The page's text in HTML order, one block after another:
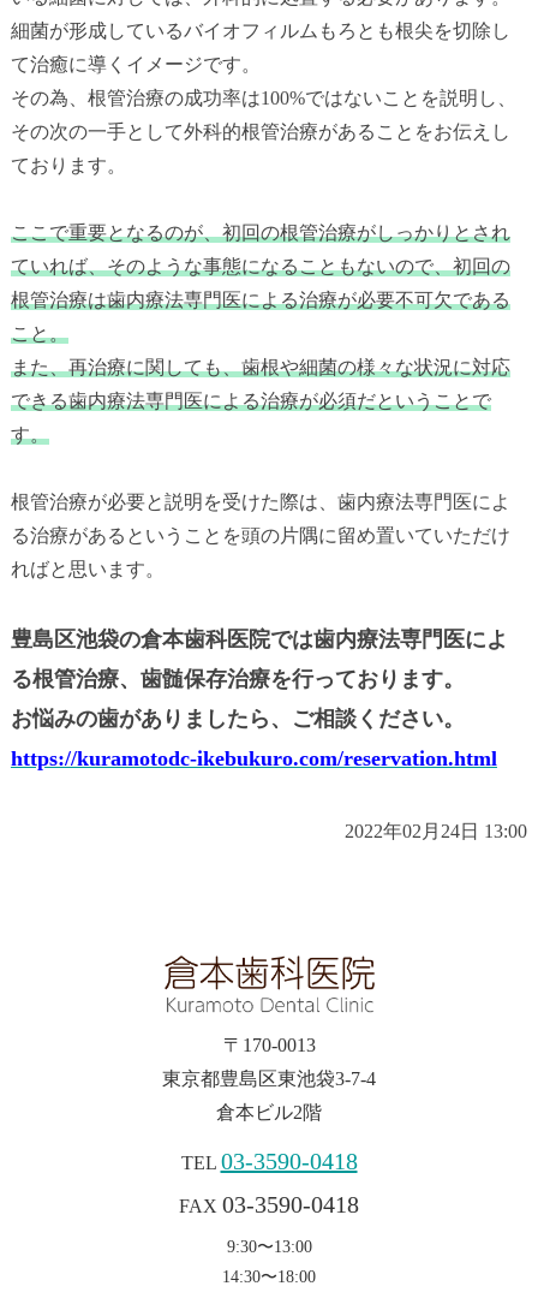
細菌が形成しているバイオフィルムもろとも根尖を切除し
て治癒に導くイメージです。
その為、根管治療の成功率は100%ではないことを説明し、
その次の一手として外科的根管治療があることをお伝えし
ております。
ここで重要となるのが、初回の根管治療がしっかりとされ
ていれば、そのような事態になることもないので、初回の
根管治療は歯内療法専門医による治療が必要不可欠である
こと。
また、再治療に関しても、歯根や細菌の様々な状況に対応
できる歯内療法専門医による治療が必須だということで
す。
根管治療が必要と説明を受けた際は、歯内療法専門医によ
る治療があるということを頭の片隅に留め置いていただけ
ればと思います。
豊島区池袋の倉本歯科医院では歯内療法専門医によ
る根管治療、歯髄保存治療を行っております。
お悩みの歯がありましたら、ご相談ください。
https://kuramotodc-ikebukuro.com/reservation.html
2022年02月24日 13:00
〒170-0013
東京都豊島区東池袋3-7-4
倉本ビル2階
TEL 03-3590-0418
FAX 03-3590-0418
9:30〜13:00
14:30〜18:00